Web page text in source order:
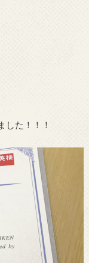
した！！！